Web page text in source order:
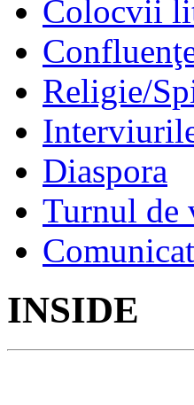
Colocvii
Religie/
Diaspora
Turnul de
INSIDE